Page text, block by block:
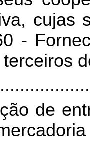
cujas
-
de